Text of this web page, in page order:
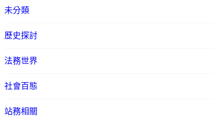
未分類
歷史探討
法務世界
社會百態
站務相關